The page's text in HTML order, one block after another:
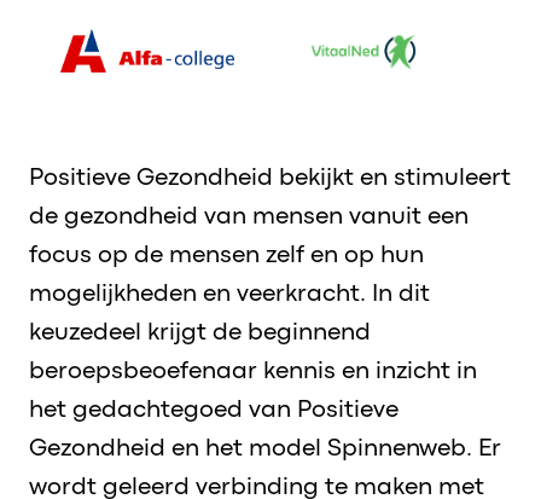
Positieve Gezondheid bekijkt en stimuleert
de gezondheid van mensen vanuit een
focus op de mensen zelf en op hun
mogelijkheden en veerkracht. In dit
keuzedeel krijgt de beginnend
beroepsbeoefenaar kennis en inzicht in
het gedachtegoed van Positieve
Gezondheid en het model Spinnenweb. Er
wordt geleerd verbinding te maken met